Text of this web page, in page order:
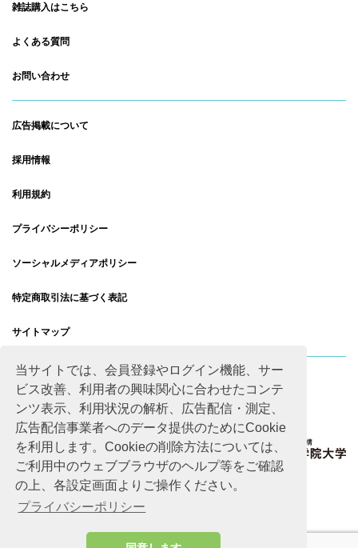
当サイトでは、会員登録やログイン機能、サー
ビス改善、利用者の興味関心に合わせたコンテ
ンツ表示、利用状況の解析、広告配信・測定、
広告配信事業者へのデータ提供のためにCookie
を利用します。Cookieの削除方法については、
ご利用中のウェブブラウザのヘルプ等をご確認
の上、各設定画面よりご操作ください。
プライバシーポリシー
雑誌購入はこちら
よくある質問
お問い合わせ
広告掲載について
採用情報
利用規約
プライバシーポリシー
ソーシャルメディアポリシー
特定商取引法に基づく表記
サイトマップ